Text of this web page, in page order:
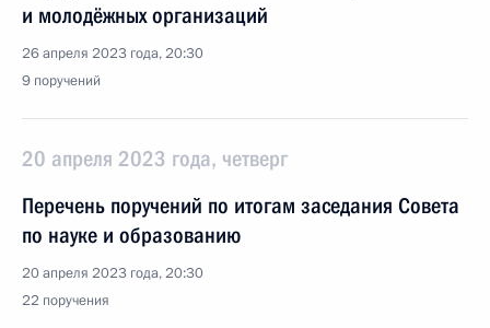
и молодёжных организаций
26 апреля 2023 года, 20:30
9 поручений
20 апреля 2023 года, четверг
Перечень поручений по итогам заседания Совета
по науке и образованию
20 апреля 2023 года, 20:30
22 поручения